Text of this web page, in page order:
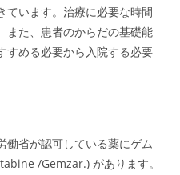
ています。治療に必要な時間
また、患者のからだの基礎能
すめる必要から入院する必要
省が認可している薬にゲム
/Gemzar.) があります。